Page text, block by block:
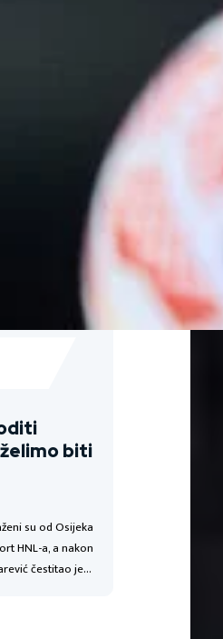
biti
su od Osijeka
HNL-a, a nakon
čestitao je…